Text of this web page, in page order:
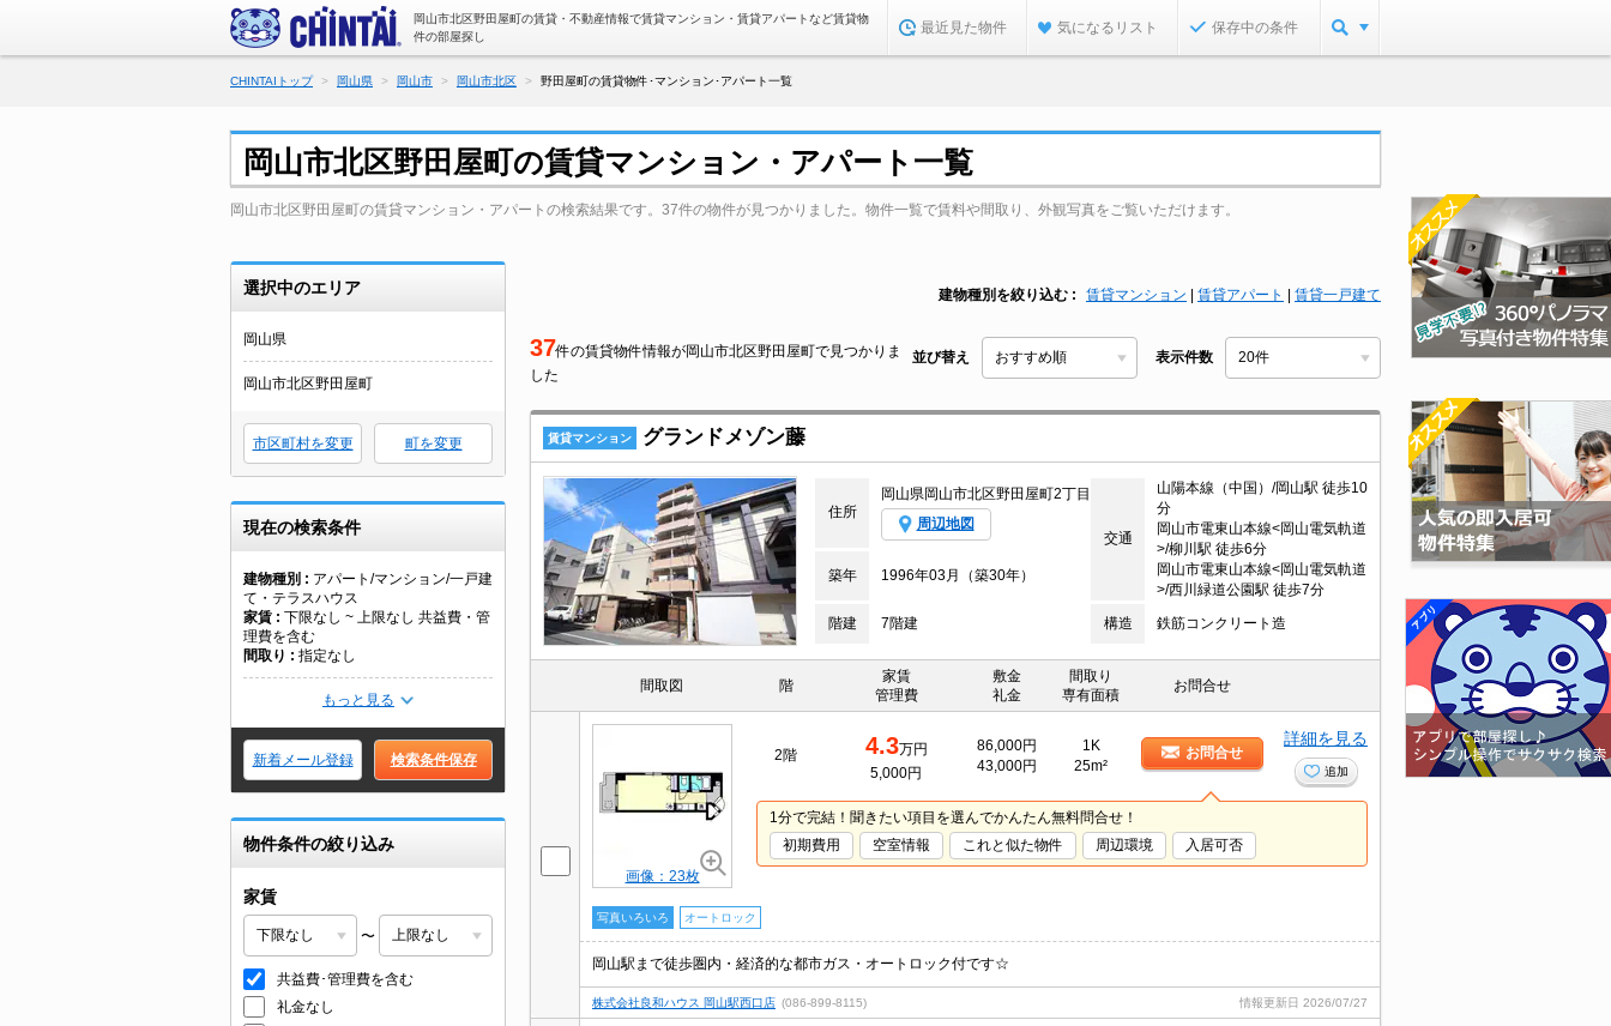
岡山市北区野田屋町の賃貸・不動産情報で賃貸マンション・賃貸アパートなど賃貸物
件の部屋探し
最近見た物件 気になるリスト 保存中の条件
CHINTAIトップ 岡山県 岡山市 岡山市北区 野田屋町の賃貸物件･マンション･アパート一覧
岡山市北区野田屋町の賃貸マンション・アパート一覧
岡山市北区野田屋町の賃貸マンション・アパートの検索結果です。37件の物件が見つかりました。物件一覧で賃料や間取り、外観写真をご覧いただけます。
選択中のエリア
岡山県
岡山市北区野田屋町
市区町村を変更 町を変更
現在の検索条件
建物種別
アパート/マンション/一戸建
て・テラスハウス
家賃
下限なし ~ 上限なし 共益費・管
理費を含む
間取り
指定なし
もっと見る
新着メール登録 検索条件保存
物件条件の絞り込み
家賃
〜
共益費･管理費を含む
礼金なし
建物種別を絞り込む 賃貸マンション 賃貸アパート 賃貸一戸建て
37件の賃貸物件情報が岡山市北区野田屋町で見つかりま
した
並び替え 表示件数
賃貸マンション グランドメゾン藤
住所
岡山県岡山市北区野田屋町2丁目
周辺地図
交通
山陽本線（中国）/岡山駅 徒歩10
分
岡山市電東山本線<岡山電気軌道
>/柳川駅 徒歩6分
岡山市電東山本線<岡山電気軌道
>/西川緑道公園駅 徒歩7分
築年 1996年03月（築30年）
階建 7階建 構造 鉄筋コンクリート造
間取図 階
家賃
管理費
敷金
礼金
間取り
専有面積
お問合せ
画像：23枚
2階 4.3万円
5,000円
86,000円
43,000円
1K
25m²
お問合せ
詳細を見る
追加
1分で完結！聞きたい項目を選んでかんたん無料問合せ！
初期費用
空室情報 これと似た物件 周辺環境 入居可否
写真いろいろ オートロック
岡山駅まで徒歩圏内・経済的な都市ガス・オートロック付です☆
株式会社良和ハウス 岡山駅西口店 (086-899-8115) 情報更新日 2026/07/27